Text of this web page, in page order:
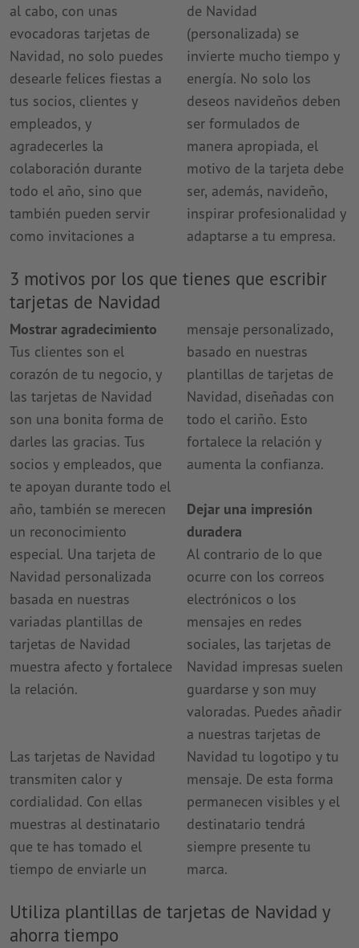
al cabo, con unas
evocadoras tarjetas de
Navidad, no solo puedes
desearle felices fiestas a
tus socios, clientes y
empleados, y
agradecerles la
colaboración durante
todo el año, sino que
también pueden servir
como invitaciones a
de Navidad
(personalizada) se
invierte mucho tiempo y
energía. No solo los
deseos navideños deben
ser formulados de
manera apropiada, el
motivo de la tarjeta debe
ser, además, navideño,
inspirar profesionalidad y
adaptarse a tu empresa.
3 motivos por los que tienes que escribir
tarjetas de Navidad
Mostrar agradecimiento
Tus clientes son el
corazón de tu negocio, y
las tarjetas de Navidad
son una bonita forma de
darles las gracias. Tus
socios y empleados, que
te apoyan durante todo el
año, también se merecen
un reconocimiento
especial. Una tarjeta de
Navidad personalizada
basada en nuestras
variadas plantillas de
tarjetas de Navidad
muestra afecto y fortalece
la relación.
Las tarjetas de Navidad
transmiten calor y
cordialidad. Con ellas
muestras al destinatario
que te has tomado el
tiempo de enviarle un
mensaje personalizado,
basado en nuestras
plantillas de tarjetas de
Navidad, diseñadas con
todo el cariño. Esto
fortalece la relación y
aumenta la confianza.
Dejar una impresión
duradera
Al contrario de lo que
ocurre con los correos
electrónicos o los
mensajes en redes
sociales, las tarjetas de
Navidad impresas suelen
guardarse y son muy
valoradas. Puedes añadir
a nuestras tarjetas de
Navidad tu logotipo y tu
mensaje. De esta forma
permanecen visibles y el
destinatario tendrá
siempre presente tu
marca.
Utiliza plantillas de tarjetas de Navidad y
ahorra tiempo